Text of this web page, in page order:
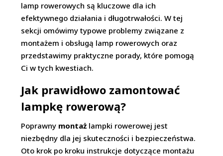
lamp rowerowych są kluczowe dla ich
efektywnego działania i długotrwałości. W tej
sekcji omówimy typowe problemy związane z
montażem i obsługą lamp rowerowych oraz
przedstawimy praktyczne porady, które pomogą
Ci w tych kwestiach.
Jak prawidłowo zamontować
lampkę rowerową?
Poprawny montaż lampki rowerowej jest
niezbędny dla jej skuteczności i bezpieczeństwa.
Oto krok po kroku instrukcje dotyczące montażu